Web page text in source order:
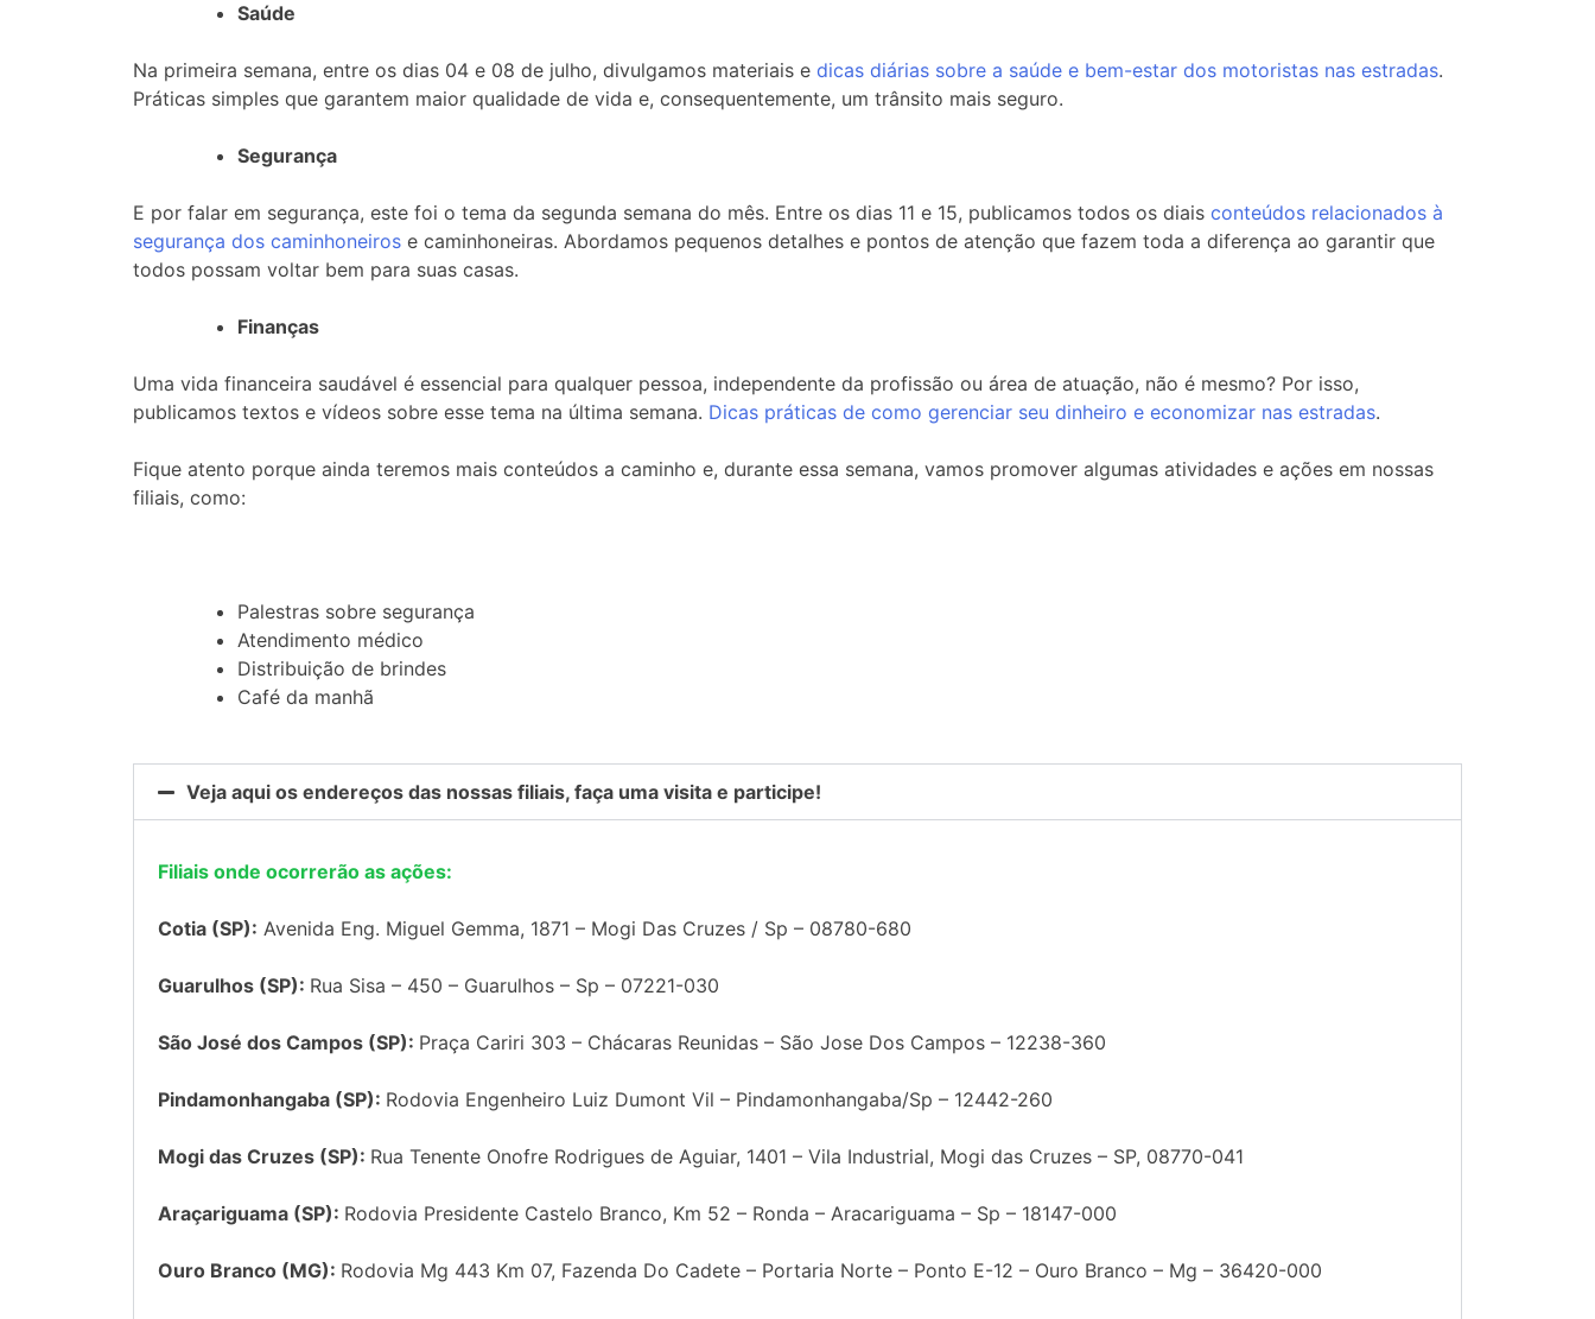
Saúde
Na primeira semana, entre os dias 04 e 08 de julho, divulgamos materiais e dicas diárias sobre a saúde e bem-estar dos motoristas nas estradas.
Práticas simples que garantem maior qualidade de vida e, consequentemente, um trânsito mais seguro.
Segurança
E por falar em segurança, este foi o tema da segunda semana do mês. Entre os dias 11 e 15, publicamos todos os diais conteúdos relacionados à
segurança dos caminhoneiros e caminhoneiras. Abordamos pequenos detalhes e pontos de atenção que fazem toda a diferença ao garantir que
todos possam voltar bem para suas casas.
Finanças
Uma vida financeira saudável é essencial para qualquer pessoa, independente da profissão ou área de atuação, não é mesmo? Por isso,
publicamos textos e vídeos sobre esse tema na última semana. Dicas práticas de como gerenciar seu dinheiro e economizar nas estradas.
Fique atento porque ainda teremos mais conteúdos a caminho e, durante essa semana, vamos promover algumas atividades e ações em nossas
filiais, como:
Palestras sobre segurança
Atendimento médico
Distribuição de brindes
Café da manhã
Veja aqui os endereços das nossas filiais, faça uma visita e participe!
Filiais onde ocorrerão as ações:
Cotia (SP): Avenida Eng. Miguel Gemma, 1871 – Mogi Das Cruzes / Sp – 08780-680
Guarulhos (SP): Rua Sisa – 450 – Guarulhos – Sp – 07221-030
São José dos Campos (SP): Praça Cariri 303 – Chácaras Reunidas – São Jose Dos Campos – 12238-360
Pindamonhangaba (SP): Rodovia Engenheiro Luiz Dumont Vil – Pindamonhangaba/Sp – 12442-260
Mogi das Cruzes (SP): Rua Tenente Onofre Rodrigues de Aguiar, 1401 – Vila Industrial, Mogi das Cruzes – SP, 08770-041
Araçariguama (SP): Rodovia Presidente Castelo Branco, Km 52 – Ronda – Aracariguama – Sp – 18147-000
Ouro Branco (MG): Rodovia Mg 443 Km 07, Fazenda Do Cadete – Portaria Norte – Ponto E-12 – Ouro Branco – Mg – 36420-000